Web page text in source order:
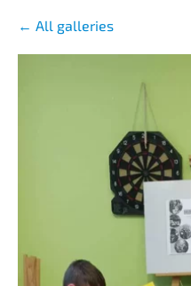
All galleries